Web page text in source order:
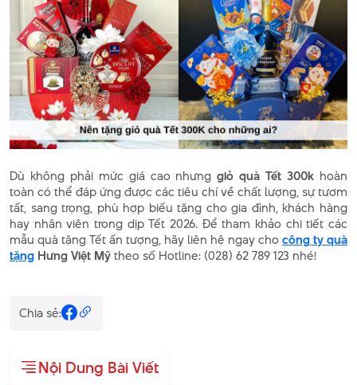
Dù không phải mức giá cao nhưnggiỏ quà Tết 300k hoàn
toàn có thể đáp ứng được các tiêu chí về chất lượng, sự tươm
tất, sang trọng, phù hợp biếu tặng cho gia đình, khách hàng
hay nhân viên trong dịp Tết 2026. Để tham khảo chi tiết các
mẫu quà tặng Tết ấn tượng, hãy liên hệ ngay chocông ty quà
tặng Hưng Việt Mỹtheo số Hotline: (028) 62 789 123 nhé!
Chia sẻ:
Nội Dung Bài Viết